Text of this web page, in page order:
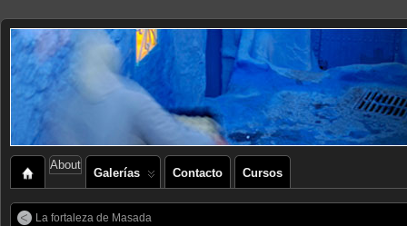
About
Galerías Contacto Cursos
La fortaleza de Masada